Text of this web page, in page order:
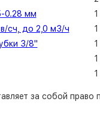
0.28 мм
1
в/сч, до 2,0 м3/ч
1
3/8"
1
1
1
за собой право